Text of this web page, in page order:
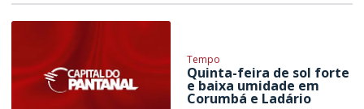
Tempo
Quinta-feira de sol forte
e baixa umidade em
Corumbá e Ladário